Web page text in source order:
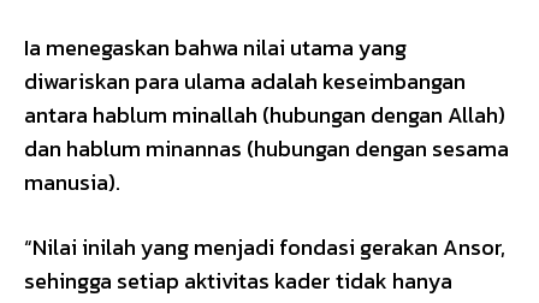
Ia menegaskan bahwa nilai utama yang
diwariskan para ulama adalah keseimbangan
antara hablum minallah (hubungan dengan Allah)
dan hablum minannas (hubungan dengan sesama
manusia).
“Nilai inilah yang menjadi fondasi gerakan Ansor,
sehingga setiap aktivitas kader tidak hanya